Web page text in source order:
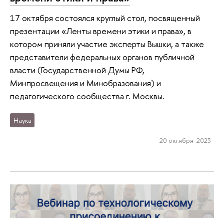
17 октября состоялся круглый стол, посвященный
презентации «Ленты времени этики и права», в
котором приняли участие эксперты Вышки, а также
представители федеральных органов публичной
власти (Государственной Думы РФ,
Минпросвещения и Минобразования) и
педагогического сообщества г. Москвы.
Наука
20 октября 2023